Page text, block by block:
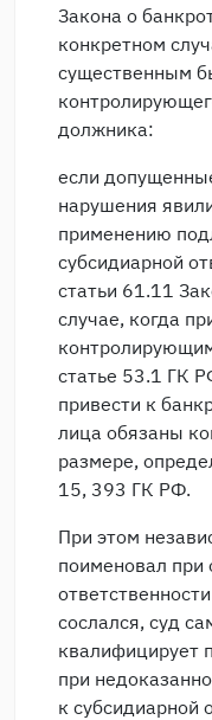
Закона о
конкретном
существенным
должника:
если
нарушения
применению
субсидиарной
статьи 61.11
случае, когда
статье 53.1 ГК
привести к
лица обязаны
размере,
15, 393 ГК РФ.
При этом
поименовал при
сослался, суд
квалифицирует
при
к субсидиарной